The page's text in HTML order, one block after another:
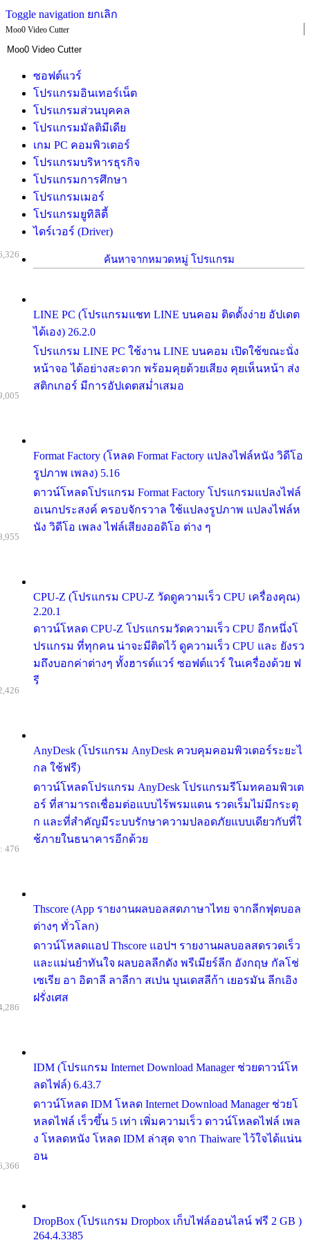
Toggle navigation ยกเลิก
Moo0 Video Cutter
ซอฟต์แวร์
โปรแกรมอินเทอร์เน็ต
โปรแกรมส่วนบุคคล
โปรแกรมมัลติมีเดีย
เกม PC คอมพิวเตอร์
โปรแกรมบริหารธุรกิจ
โปรแกรมการศึกษา
โปรแกรมเมอร์
โปรแกรมยูทิลิตี้
ไดร์เวอร์ (Driver)
ค้นหาจากหมวดหมู่ โปรแกรม
LINE PC (โปรแกรมแชท LINE บนคอม ติดตั้งง่าย อัปเดต
ได้เอง) 26.2.0
โปรแกรม LINE PC ใช้งาน LINE บนคอม เปิดใช้ขณะนั่ง
หน้าจอ ได้อย่างสะดวก พร้อมคุยด้วยเสียง คุยเห็นหน้า ส่ง
สติกเกอร์ มีการอัปเดตสม่ำเสมอ
Format Factory (โหลด Format Factory แปลงไฟล์หนัง วิดีโอ
รูปภาพ เพลง) 5.16
ดาวน์โหลดโปรแกรม Format Factory โปรแกรมแปลงไฟล์
อเนกประสงค์ ครอบจักรวาล ใช้แปลงรูปภาพ แปลงไฟล์ห
นัง วิดีโอ เพลง ไฟล์เสียงออดิโอ ต่าง ๆ
CPU-Z (โปรแกรม CPU-Z วัดดูความเร็ว CPU เครื่องคุณ)
2.20.1
ดาวน์โหลด CPU-Z โปรแกรมวัดความเร็ว CPU อีกหนึ่งโ
ปรแกรม ที่ทุกคน น่าจะมีติดไว้ ดูความเร็ว CPU และ ยังรว
มถึงบอกค่าต่างๆ ทั้งฮารด์แวร์ ซอฟต์แวร์ ในเครื่องด้วย ฟ
รี
AnyDesk (โปรแกรม AnyDesk ควบคุมคอมพิวเตอร์ระยะไ
กล ใช้ฟรี)
ดาวน์โหลดโปรแกรม AnyDesk โปรแกรมรีโมทคอมพิวเต
อร์ ที่สามารถเชื่อมต่อแบบไร้พรมแดน รวดเร็มไม่มีกระตุ
ก และที่สำคัญมีระบบรักษาความปลอดภัยแบบเดียวกับที่ใ
ช้ภายในธนาคารอีกด้วย
Thscore (App รายงานผลบอลสดภาษาไทย จากลีกฟุตบอล
ต่างๆ ทั่วโลก)
ดาวน์โหลดแอป Thscore แอปฯ รายงานผลบอลสดรวดเร็ว
และแม่นยำทันใจ ผลบอลลีกดัง พรีเมียร์ลีก อังกฤษ กัลโช่
เซเรีย อา อิตาลี ลาลีกา สเปน บุนเดสลีก้า เยอรมัน ลีกเอิง
ฝรั่งเศส
476
IDM (โปรแกรม Internet Download Manager ช่วยดาวน์โห
ลดไฟล์) 6.43.7
ดาวน์โหลด IDM โหลด Internet Download Manager ช่วยโ
หลดไฟล์ เร็วขึ้น 5 เท่า เพิ่มความเร็ว ดาวน์โหลดไฟล์ เพล
ง โหลดหนัง โหลด IDM ล่าสุด จาก Thaiware ไว้ใจได้แน่น
อน
DropBox (โปรแกรม Dropbox เก็บไฟล์ออนไลน์ ฟรี 2 GB )
264.4.3385